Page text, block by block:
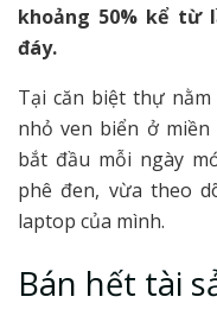
khoảng 50% kể từ
đáy.
Tại căn biệt thự
nhỏ ven biển ở
bắt đầu mỗi ngày
phê đen, vừa theo
laptop của mình.
Bán hết tài